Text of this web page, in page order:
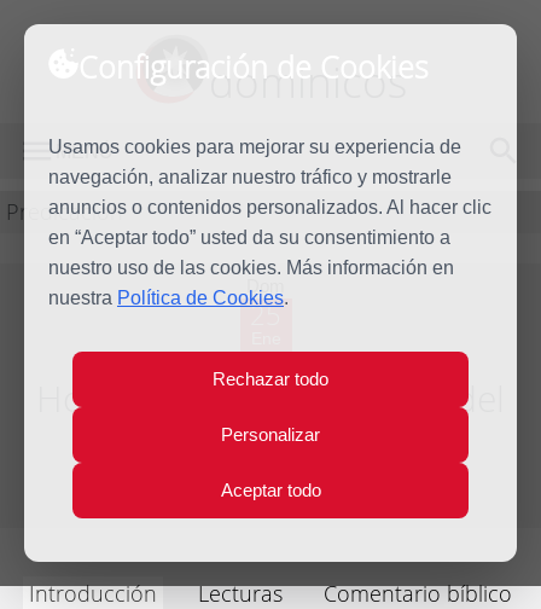
Configuración de Cookies
Usamos cookies para mejorar su experiencia de
navegación, analizar nuestro tráfico y mostrarle
anuncios o contenidos personalizados. Al hacer clic
en “Aceptar todo” usted da su consentimiento a
nuestro uso de las cookies. Más información en
nuestra Política de Cookies.
Rechazar todo
Personalizar
Aceptar todo
dominicos
MENÚ
Predicación
Dom
25
Homilía Domingo tercero del
Tiempo Ordinario
Año litúrgico 2008 - 2009 - (Ciclo B)
Introducción Lecturas Comentario bíblico